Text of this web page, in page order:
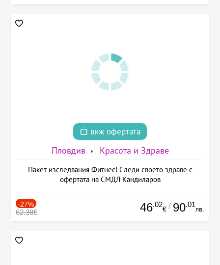
виж офертата
Пловдив Красота и Здраве
Пакет изследвания Фитнес! Следи своето здраве с
офертата на СМДЛ Кандиларов
-27%
62.38€ 46.02
€ / 90.01
лв.